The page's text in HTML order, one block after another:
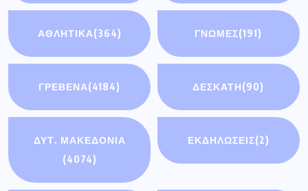
ΑΘΛΗΤΙΚΑ(364) ΓΝΩΜΕΣ(191)
ΓΡΕΒΕΝΑ(4184) ΔΕΣΚΑΤΗ(90)
ΔΥΤ. ΜΑΚΕΔΟΝΙΑ
(4074)
ΕΚΔΗΛΩΣΕΙΣ(2)